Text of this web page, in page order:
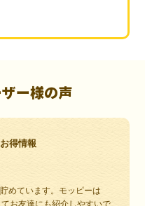
ー様の声
得情報
めています。モッピーは
お友達にも紹介しやすいで